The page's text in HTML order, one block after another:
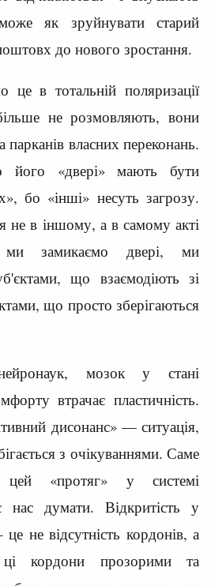
як зруйнувати старий
до нового зростання.
в тотальній поляризації
не розмовляють, вони
парканів власних переконань.
«двері» мають бути
бо «інші» несуть загрозу.
не в іншому, а в самому акті
ми замикаємо двері, ми
що взаємодіють зі
що просто зберігаються
мозок у стані
втрачає пластичність.
дисонанс» — ситуація,
з очікуваннями. Саме
«протяг» у системі
нас думати. Відкритість у
не відсутність кордонів, а
ці кордони прозорими та